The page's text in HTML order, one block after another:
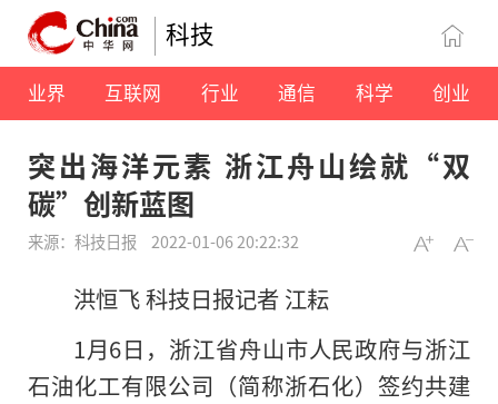
科技
业界 互联网 行业 通信 科学 创业
突出海洋元素 浙江舟山绘就“双
碳”创新蓝图
来源：科技日报 2022-01-06 20:22:32
洪恒飞 科技日报记者 江耘
1月6日，浙江省舟山市人民政府与浙江
石油化工有限公司（简称浙石化）签约共建